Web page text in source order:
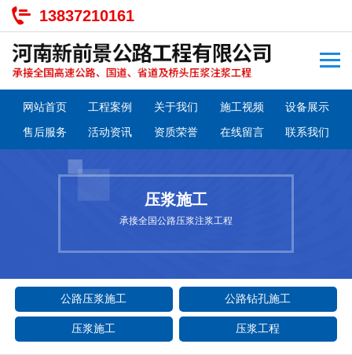
13837210161
网站首页 工程案例 关于我们 施工视频
设备展示
售后服务
活动资讯 资质荣誉 在线留言 联系我们
压浆施工
承接全国公路压浆注浆工程
公路压浆施工 公路钻孔施工
压浆施工 压浆工程